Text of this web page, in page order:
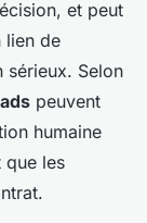
et peut
lien de
sérieux. Selon
peuvent
humaine
que les